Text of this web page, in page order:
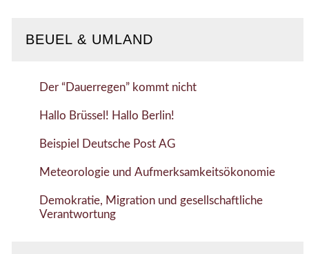
BEUEL & UMLAND
Der “Dauerregen” kommt nicht
Hallo Brüssel! Hallo Berlin!
Beispiel Deutsche Post AG
Meteorologie und Aufmerksamkeitsökonomie
Demokratie, Migration und gesellschaftliche
Verantwortung